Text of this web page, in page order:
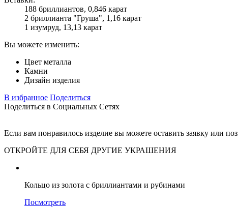
188 бриллиантов, 0,846 карат
2 бриллианта "Груша", 1,16 карат
1 изумруд, 13,13 карат
Вы можете изменить:
Цвет металла
Камни
Дизайн изделия
В избранное Поделиться
Поделиться в Социальных Сетях
Если вам понравилось изделие вы можете оставить заявку или
ОТКРОЙТЕ ДЛЯ СЕБЯ ДРУГИЕ УКРАШЕНИЯ
Кольцо из золота с бриллиантами и рубинами
Посмотреть